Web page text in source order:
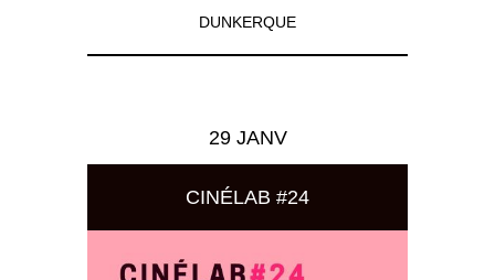
DUNKERQUE
29 JANV
CINÉLAB #24